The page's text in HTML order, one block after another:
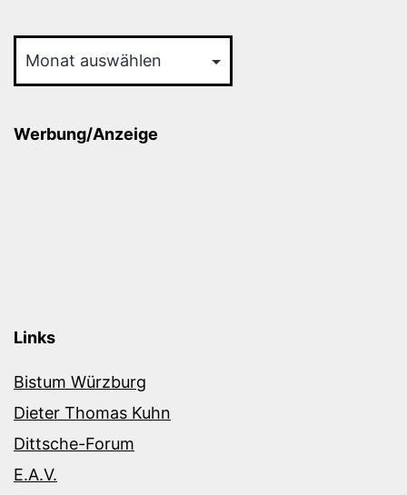
Werbung/Anzeige
Links
Bistum Würzburg
Dieter Thomas Kuhn
Dittsche-Forum
E.A.V.